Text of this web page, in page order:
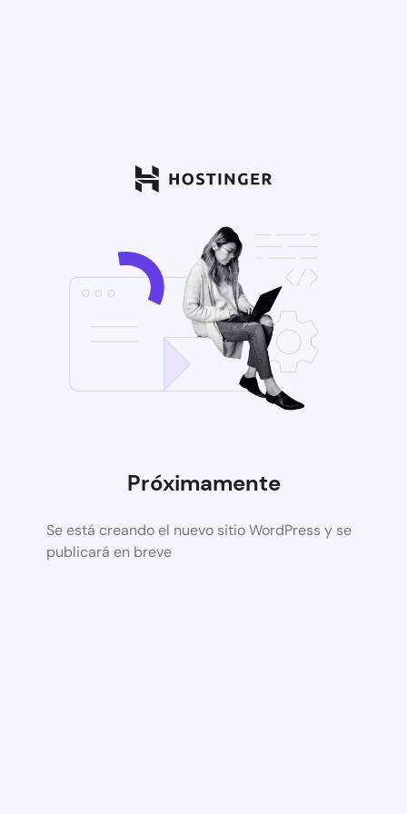
Próximamente
Se está creando el nuevo sitio WordPress y se
publicará en breve